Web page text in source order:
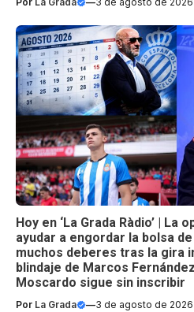
Hoy en ‘La Grada Ràdio’ | La
ayudar a engordar la bolsa
muchos deberes tras la gira
blindaje de Marcos
Moscardo sigue sin inscribir
Por La Grada —3 de agosto de 2026